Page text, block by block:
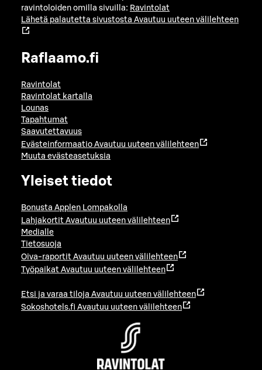
ravintoloiden omilla sivuilla: Ravintolat
Lähetä palautetta sivustosta Avautuu uuteen välilehteen
Raflaamo.fi
Ravintolat
Ravintolat kartalla
Lounas
Tapahtumat
Saavutettavuus
Evästeinformaatio Avautuu uuteen välilehteen
Muuta evästeasetuksia
Yleiset tiedot
Bonusta Applen Lompakolla
Lahjakortit Avautuu uuteen välilehteen
Medialle
Tietosuoja
Oiva-raportit Avautuu uuteen välilehteen
Työpaikat Avautuu uuteen välilehteen
Etsi ja varaa tiloja Avautuu uuteen välilehteen
Sokoshotels.fi Avautuu uuteen välilehteen